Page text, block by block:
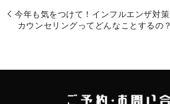
今年も気をつけて！インフルエンザ対策
カウンセリングってどんなことするの